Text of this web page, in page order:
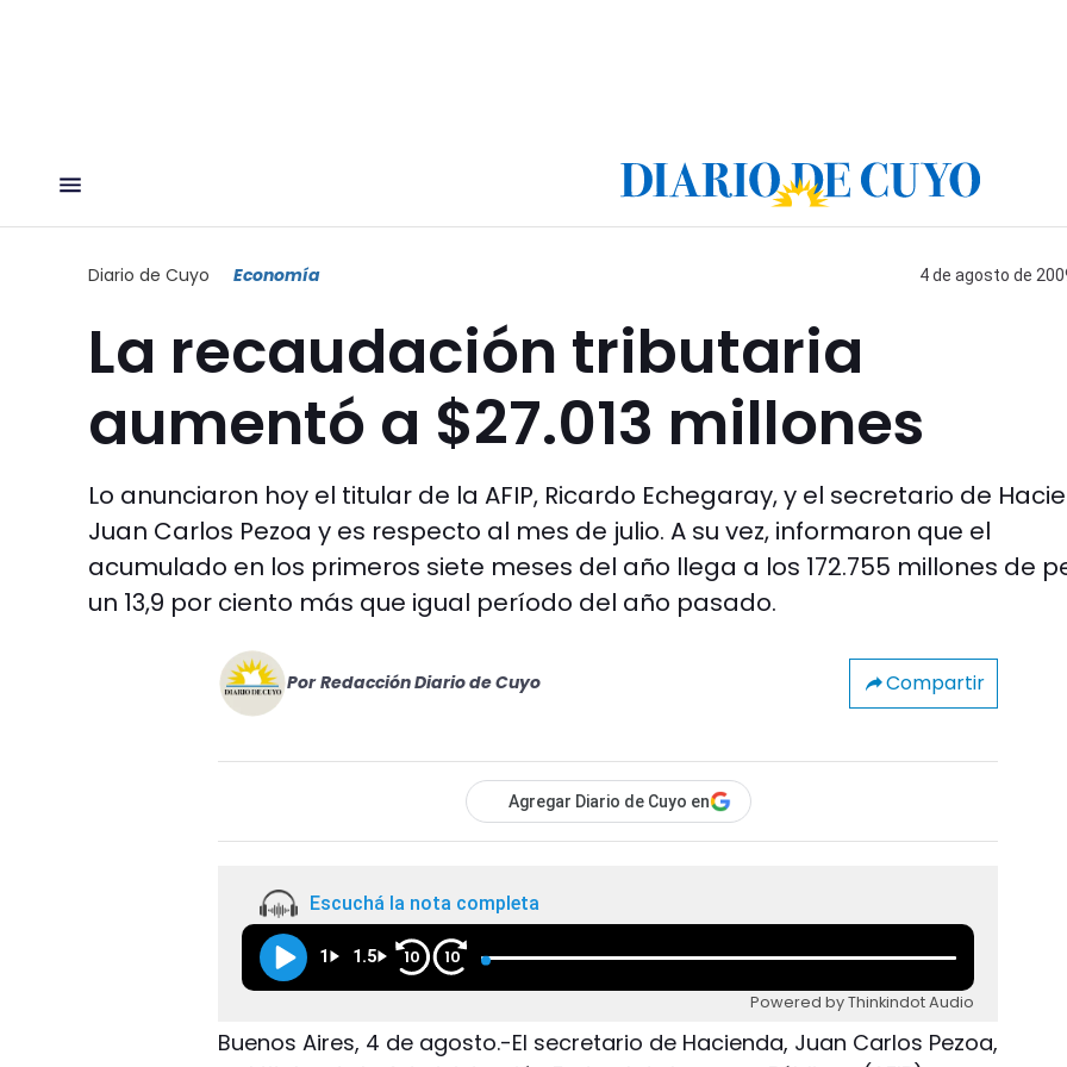
Diario de Cuyo Economía 4 de agosto de
La recaudación tributaria
aumentó a $27.013 millones
Lo anunciaron hoy el titular de la AFIP, Ricardo Echegaray, y el secretario de
Juan Carlos Pezoa y es respecto al mes de julio. A su vez, informaron que el
acumulado en los primeros siete meses del año llega a los 172.755 millones de
un 13,9 por ciento más que igual período del año pasado.
Por Redacción Diario de Cuyo Compartir
Agregar Diario de Cuyo en
Escuchá la nota completa
1 1.5 10 10
Powered by Thinkindot Audio
Buenos Aires, 4 de agosto.-El secretario de Hacienda, Juan Carlos Pezoa,